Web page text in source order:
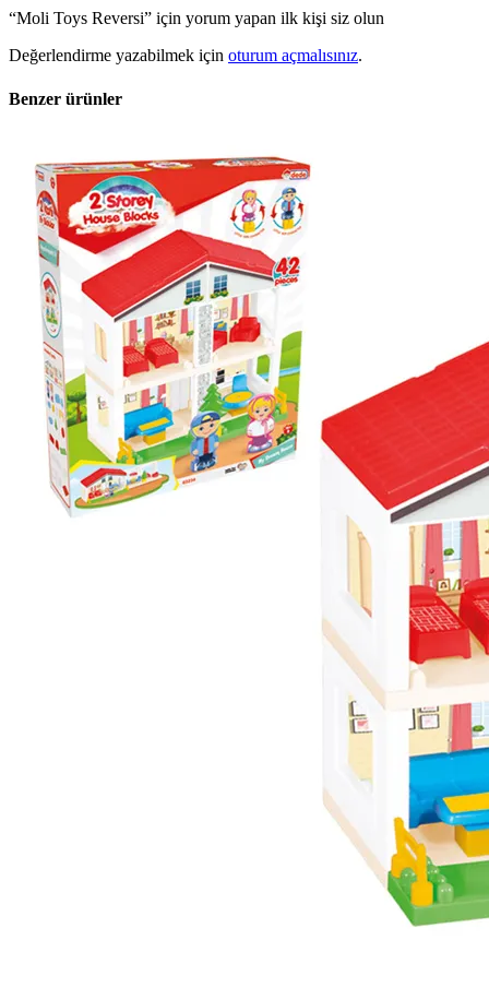
“Moli Toys Reversi” için yorum yapan ilk kişi siz olun
Değerlendirme yazabilmek için oturum açmalısınız.
Benzer ürünler